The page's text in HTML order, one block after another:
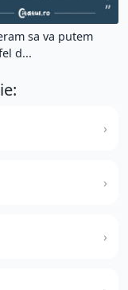
sa va putem
d...